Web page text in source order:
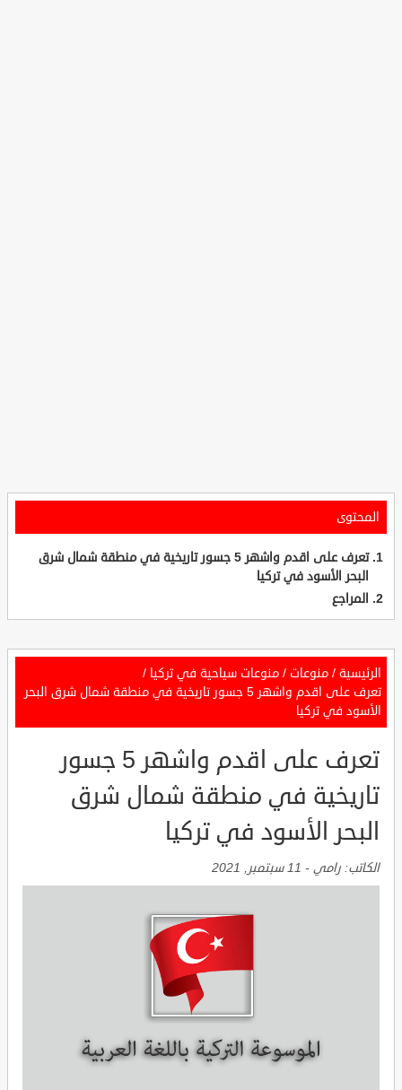
المحتوى
تعرف على اقدم واشهر 5 جسور تاريخية في منطقة شمال شرق
البحر الأسود في تركيا
المراجع
الرئيسية / منوعات / منوعات سياحية في تركيا /
تعرف على اقدم واشهر 5 جسور تاريخية في منطقة شمال شرق البحر
الأسود في تركيا
تعرف على اقدم واشهر 5 جسور
تاريخية في منطقة شمال شرق
البحر الأسود في تركيا
الكاتب: رامي - 11 سبتمبر, 2021